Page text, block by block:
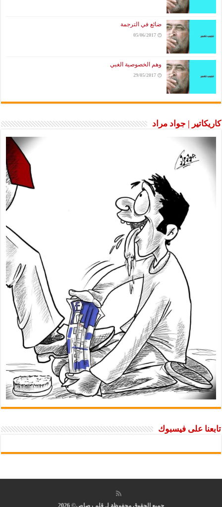
ضائع في الترجمة
05/06/2017
وهم الخصوصية الغبي
29/05/2017
كاريكاتير | جواد مراد
تابعنا على فيسبوك
جميع الحقوق محفوظة لـ قلم رصاص© 2026